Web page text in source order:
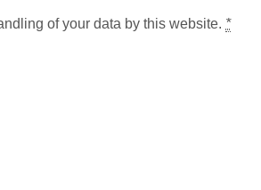
of your data by this website. *